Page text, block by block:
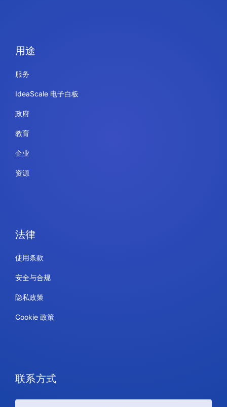
用途
服务
IdeaScale 电子白板
政府
教育
企业
资源
法律
使用条款
安全与合规
隐私政策
Cookie 政策
联系方式